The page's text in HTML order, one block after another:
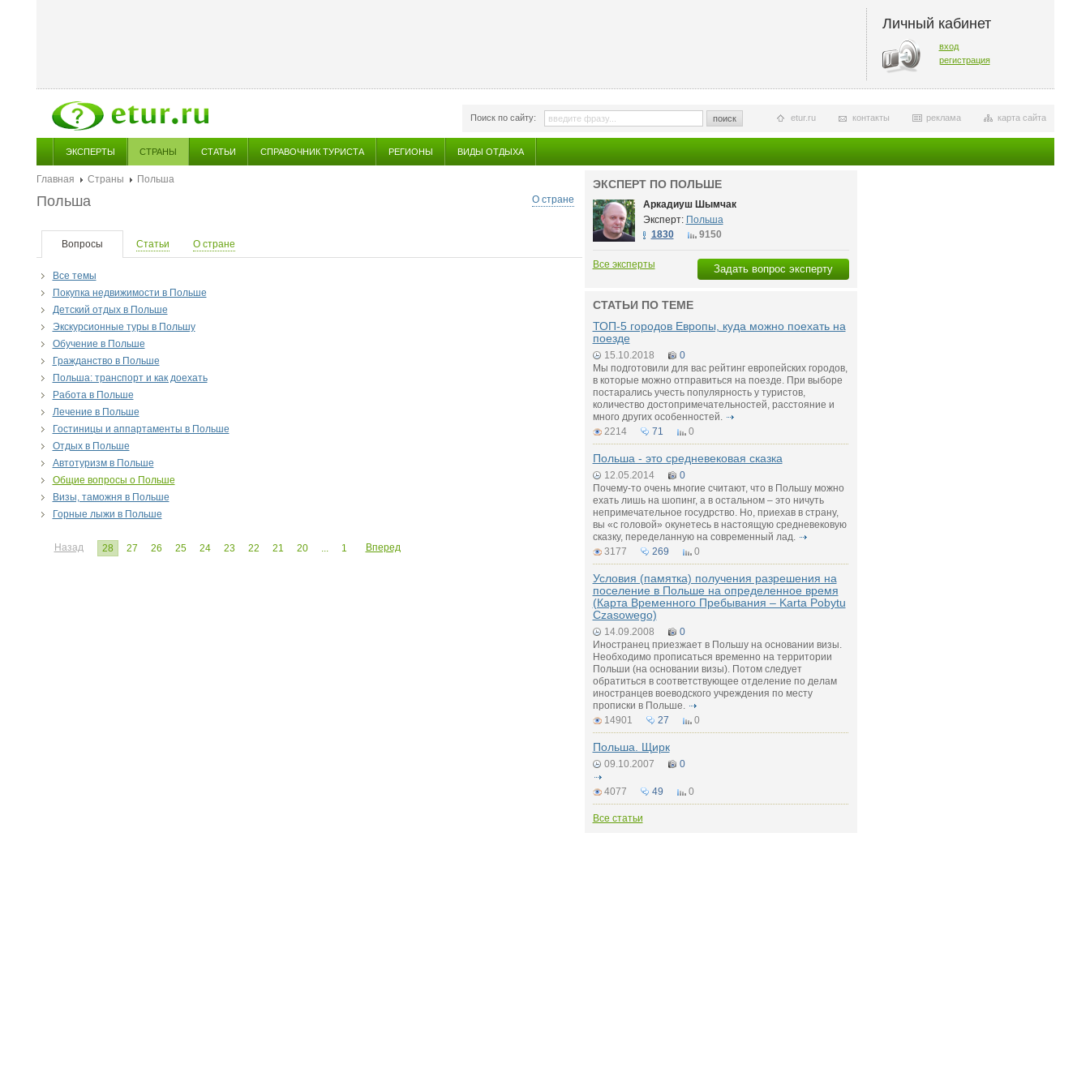
Личный кабинет
вход
регистрация
Поиск по сайту: поиск карта сайта
реклама
контакты
etur.ru
ЭКСПЕРТЫ СТРАНЫ СТАТЬИ СПРАВОЧНИК ТУРИСТА РЕГИОНЫ ВИДЫ ОТДЫХА
Главная Страны
Польша
О стране
Польша
Вопросы Статьи О стране
Все темы
Покупка недвижимости в Польше
Детский отдых в Польше
Экскурсионные туры в Польшу
Обучение в Польше
Гражданство в Польше
Польша: транспорт и как доехать
Работа в Польше
Лечение в Польше
Гостиницы и аппартаменты в Польше
Отдых в Польше
Автотуризм в Польше
Общие вопросы о Польше
Визы, таможня в Польше
Горные лыжи в Польше
Назад 28 27 26 25 24 23 22 21 20 ... 1 Вперед
ЭКСПЕРТ ПО ПОЛЬШЕ
Аркадиуш Шымчак
Эксперт: Польша
1830
9150
Задать вопрос эксперту
Все эксперты
СТАТЬИ ПО ТЕМЕ
ТОП-5 городов Европы, куда можно поехать на
поезде
15.10.2018
0
Мы подготовили для вас рейтинг европейских городов,
в которые можно отправиться на поезде. При выборе
постарались учесть популярность у туристов,
количество достопримечательностей, расстояние и
много других особенностей.
2214
71 0
Польша - это средневековая сказка
12.05.2014
0
Почему-то очень многие считают, что в Польшу можно
ехать лишь на шопинг, а в остальном – это ничуть
непримечательное госудрство. Но, приехав в страну,
вы «с головой» окунетесь в настоящую средневековую
сказку, переделанную на современный лад.
3177
269 0
Условия (памятка) получения разрешения на
поселение в Польше на определенное время
(Карта Временного Пребывания – Karta Pobytu
Czasowego)
14.09.2008
0
Иностранец приезжает в Польшу на основании визы.
Необходимо прописаться временно на территории
Польши (на основании визы). Потом следует
обратиться в соответствующее отделение по делам
иностранцев воеводского учреждения по месту
прописки в Польше.
14901
27 0
Польша. Щирк
09.10.2007 0
4077 49 0
Все статьи